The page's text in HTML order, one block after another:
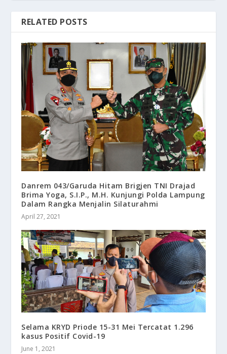
RELATED POSTS
Danrem 043/Garuda Hitam Brigjen TNI Drajad
Brima Yoga, S.I.P., M.H. Kunjungi Polda Lampung
Dalam Rangka Menjalin Silaturahmi
April 27, 2021
Selama KRYD Priode 15-31 Mei Tercatat 1.296
kasus Positif Covid-19
June 1, 2021